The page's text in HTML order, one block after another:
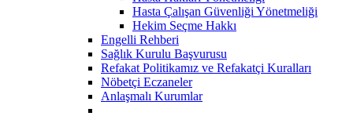
Hasta Çalışan Güvenliği Yönetmeliği
Hekim Seçme Hakkı
Engelli Rehberi
Sağlık Kurulu Başvurusu
Refakat Politikamız ve Refakatçi Kuralları
Nöbetçi Eczaneler
Anlaşmalı Kurumlar